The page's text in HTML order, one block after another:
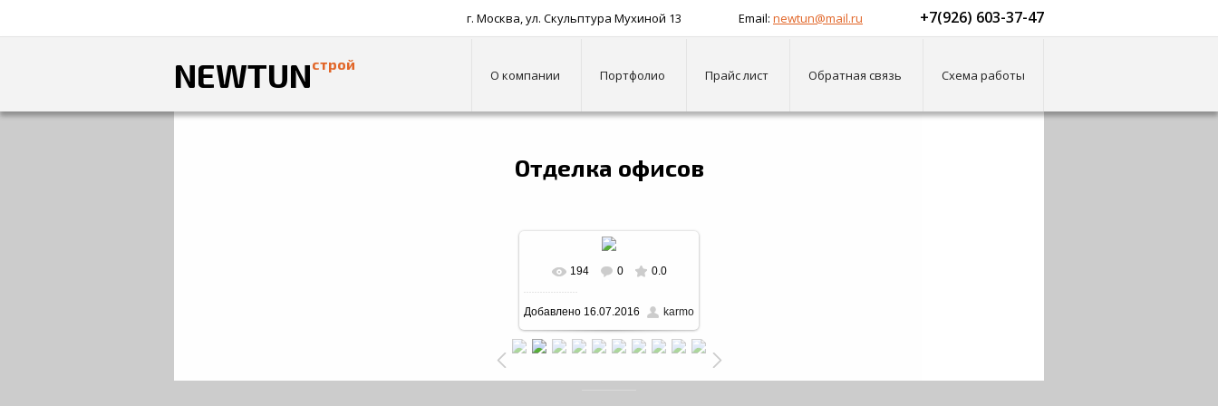
г. Москва, ул. Скульптура Мухиной 13 Email: newtun@mail.ru +7(926) 603-37-47
NEWTUNстрой
О компании Портфолио Прайс лист Обратная связь Схема работы
Главная»Фотоальбом»ОФИСЫ» Отделка офисов
Отделка офисов
В реальном размере
980x653 / 603.9Kb
194 0 0.0
Добавлено 16.07.2016 karmo